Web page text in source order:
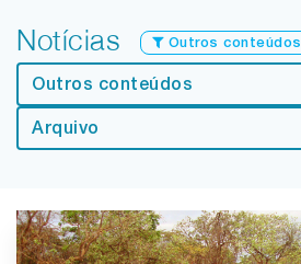
Notícias Outros conteúdos
Outros conteúdos
Arquivo